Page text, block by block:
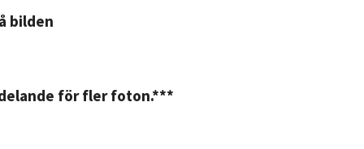
bilden
för fler foton.***